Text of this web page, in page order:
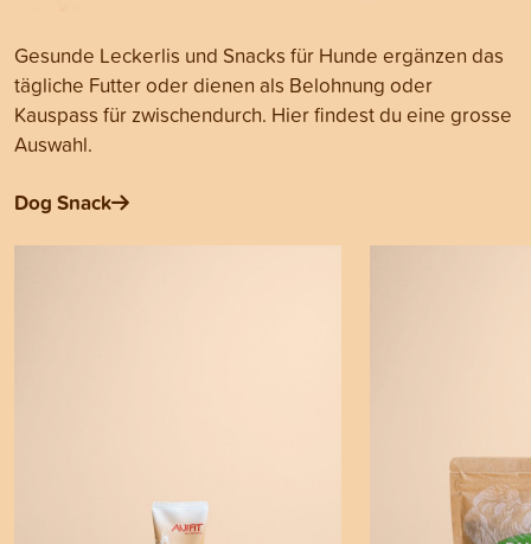
Gesunde Leckerlis und Snacks für Hunde ergänzen das
tägliche Futter oder dienen als Belohnung oder
Kauspass für zwischendurch. Hier findest du eine grosse
Auswahl.
Dog Snack